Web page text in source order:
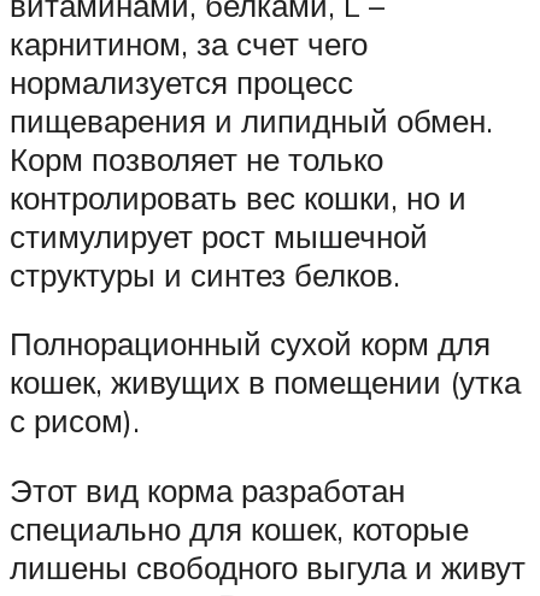
карнитином, за счет чего
нормализуется процесс
пищеварения и липидный обмен.
Корм позволяет не только
контролировать вес кошки, но и
стимулирует рост мышечной
структуры и синтез белков.
Полнорационный сухой корм для
кошек, живущих в помещении (утка
с рисом).
Этот вид корма разработан
специально для кошек, которые
лишены свободного выгула и живут